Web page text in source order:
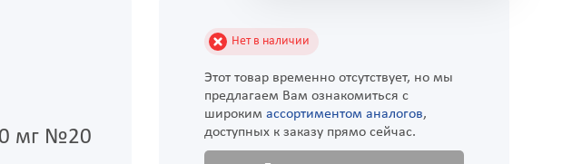
мг №20
Нет в наличии
Этот товар временно отсутствует, но мы
предлагаем Вам ознакомиться с
широким ассортиментом аналогов,
доступных к заказу прямо сейчас.